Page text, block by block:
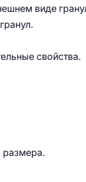
виде
свойства.
размера.